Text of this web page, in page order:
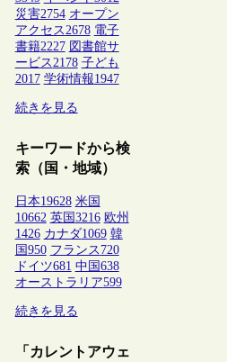
災害2754 オープン
アクセス2678 電子
書籍2227 図書館サ
ービス2178 子ども
2017 学術情報1947
続きを見る
キーワードから検
索（国・地域）
日本19628 米国
10662 英国 3216 欧州
1426 カナダ1069 韓
国 950 フランス 720
ドイツ681 中国 638
オーストラリア599
続きを見る
「カレントアウェ